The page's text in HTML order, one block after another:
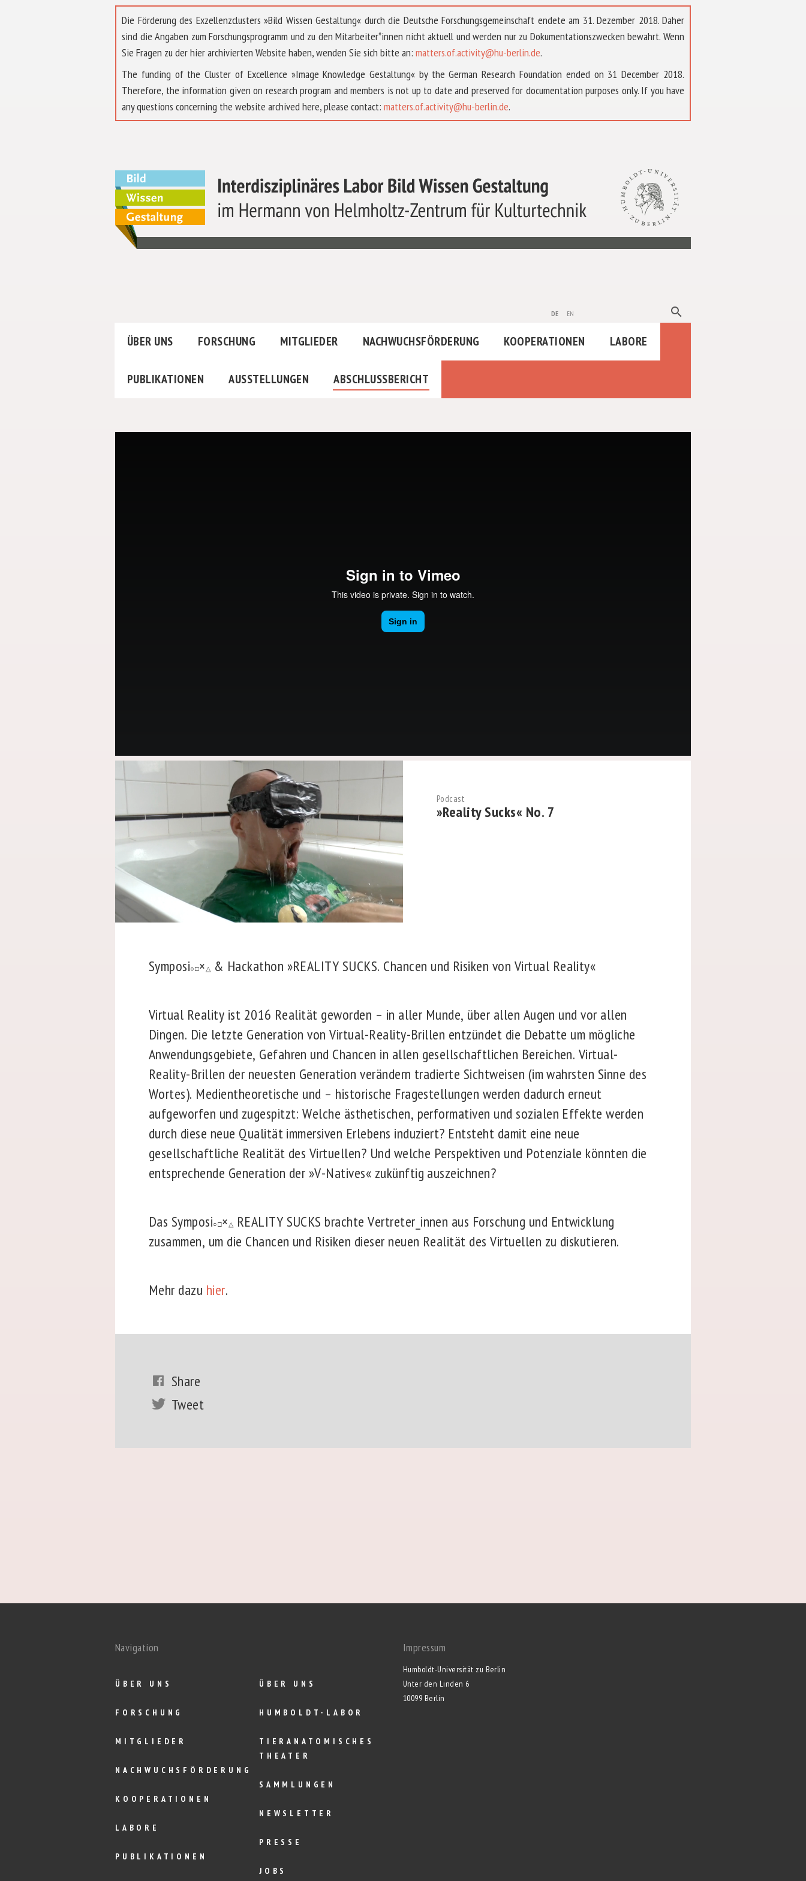
Die Förderung des Exzellenzclusters »Bild Wissen Gestaltung« durch die Deutsche Forschungsgemeinschaft endete am 31. Dezember 2018. Daher
sind die Angaben zum Forschungsprogramm und zu den Mitarbeiter*innen nicht aktuell und werden nur zu Dokumentationszwecken bewahrt. Wenn
Sie Fragen zu der hier archivierten Website haben, wenden Sie sich bitte an: matters.of.activity@hu-berlin.de.
The funding of the Cluster of Excellence »Image Knowledge Gestaltung« by the German Research Foundation ended on 31 December 2018.
Therefore, the information given on research program and members is not up to date and preserved for documentation purposes only. If you have
any questions concerning the website archived here, please contact: matters.of.activity@hu-berlin.de.
de en search
ÜBER UNS FORSCHUNG MITGLIEDER NACHWUCHSFÖRDERUNG KOOPERATIONEN LABORE
PUBLIKATIONEN AUSSTELLUNGEN ABSCHLUSSBERICHT
Podcast
»Reality Sucks« No. 7
Symposi○□× △ & Hackathon »REALITY SUCKS. Chancen und Risiken von Virtual Reality«
Virtual Reality ist 2016 Realität geworden – in aller Munde, über allen Augen und vor allen
Dingen. Die letzte Generation von Virtual-Reality-Brillen entzündet die Debatte um mögliche
Anwendungsgebiete, Gefahren und Chancen in allen gesellschaftlichen Bereichen. Virtual-
Reality-Brillen der neuesten Generation verändern tradierte Sichtweisen (im wahrsten Sinne des
Wortes). Medientheoretische und – historische Fragestellungen werden dadurch erneut
aufgeworfen und zugespitzt: Welche ästhetischen, performativen und sozialen Effekte werden
durch diese neue Qualität immersiven Erlebens induziert? Entsteht damit eine neue
gesellschaftliche Realität des Virtuellen? Und welche Perspektiven und Potenziale könnten die
entsprechende Generation der »V-Natives« zukünftig auszeichnen?
Das Symposi○□× △
REALITY SUCKS brachte Vertreter_innen aus Forschung und Entwicklung
zusammen, um die Chancen und Risiken dieser neuen Realität des Virtuellen zu diskutieren.
Mehr dazu hier.
Share
Tweet
Navigation
ÜBER UNS
FORSCHUNG
MITGLIEDER
NACHWUCHSFÖRDERUNG
KOOPERATIONEN
LABORE
PUBLIKATIONEN
ÜBER UNS
HUMBOLDT-LABOR
TIERANATOMISCHES
THEATER
SAMMLUNGEN
NEWSLETTER
PRESSE
JOBS
Impressum
Humboldt-Universität zu Berlin
Unter den Linden 6
10099 Berlin